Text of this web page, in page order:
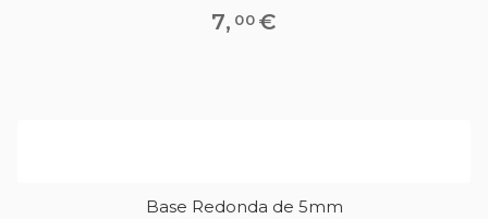
7, 00 €
Base Redonda de 5mm